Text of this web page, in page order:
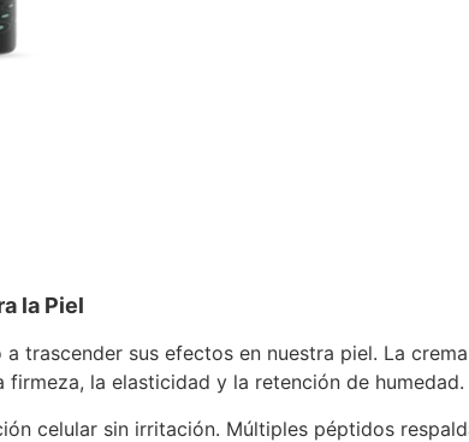
la Piel
trascender sus efectos en nuestra piel. La
la elasticidad y la retención de humedad.
celular sin irritación. Múltiples péptidos